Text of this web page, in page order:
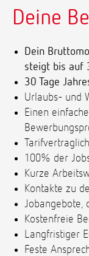
Deine
Dein
steigt bis auf
30 Tage
Urlaubs- und
Einen
100% der
Kurze
Kontakte zu
Jobangebote,
Kostenfreie
Langfristiger
Feste